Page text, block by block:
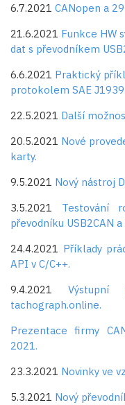
6.7.2021 CANopen a
21.6.2021 Funkce HW
dat s převodníkem
6.6.2021 Praktický
protokolem SAE J1939.
22.5.2021 Další
20.5.2021 Nové
karty.
9.5.2021 Nový nástroj
3.5.2021 Testování
převodníku USB2CAN
24.4.2021 Příklady
API v C/C++.
9.4.2021 Výstupní
tachograph.online.
Prezentace firmy
2021.
23.3.2021 Novinky ve
5.3.2021 Nový